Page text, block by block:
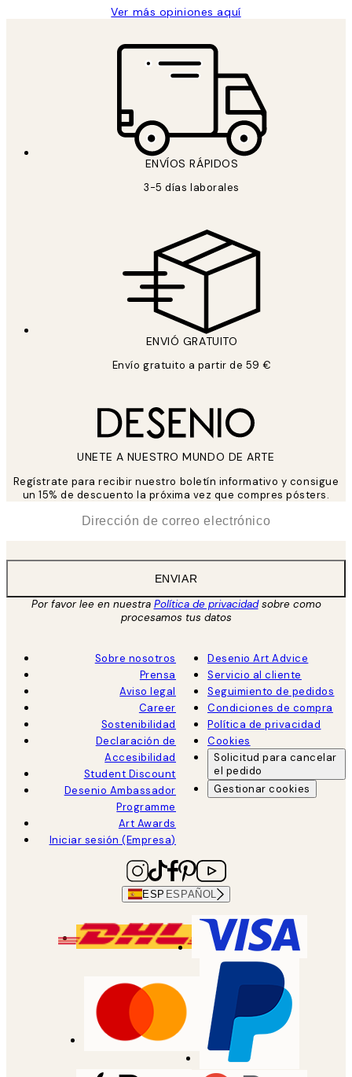
Ver más opiniones aquí
ENVÍOS RÁPIDOS
3-5 días laborales
ENVIÓ GRATUITO
Envío gratuito a partir de 59 €
UNETE A NUESTRO MUNDO DE ARTE
Regístrate para recibir nuestro boletín informativo y consigue
un 15% de descuento la próxima vez que compres pósters.
ENVIAR
Por favor lee en nuestra Política de privacidadsobre como
procesamos tus datos
Sobre nosotros
Prensa
Aviso legal
Career
Sostenibilidad
Declaración de
Accesibilidad
Student Discount
Desenio Ambassador
Programme
Art Awards
Iniciar sesión (Empresa)
Desenio Art Advice
Servicio al cliente
Seguimiento de pedidos
Condiciones de compra
Política de privacidad
Cookies
Solicitud para cancelar
el pedido
Gestionar cookies
ESP ESPAÑOL